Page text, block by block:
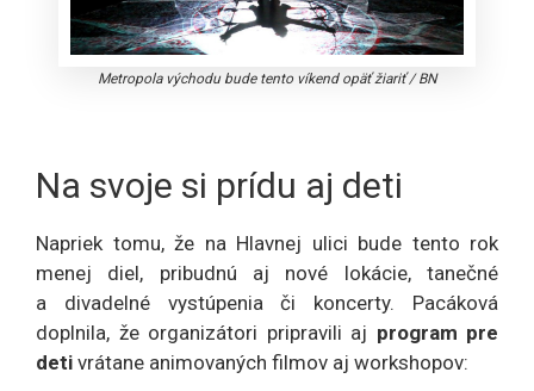
Metropola východu bude tento víkend opäť žiariť/BN
Na svoje si prídu aj deti
Napriek tomu, že na Hlavnej ulici bude tento rok
menej diel, pribudnú aj nové lokácie, tanečné
a divadelné vystúpenia či koncerty. Pacáková
doplnila, že organizátori pripravili aj program pre
deti vrátane animovaných filmov aj workshopov: